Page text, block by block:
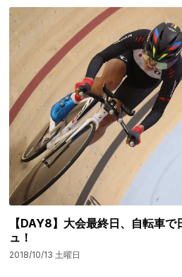
【DAY8】大会最終日、自転車
ュ！
2018/10/13 土曜日